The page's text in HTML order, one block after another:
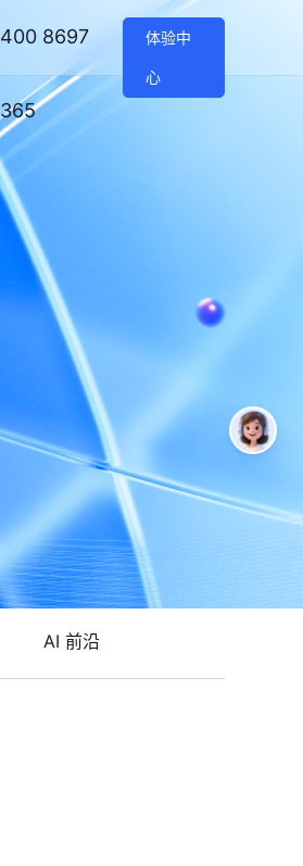
400 8697
365
体验中
心
AI 前沿